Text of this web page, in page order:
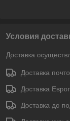
Условия
Доставка
Доставка
Доставка
Доставка до